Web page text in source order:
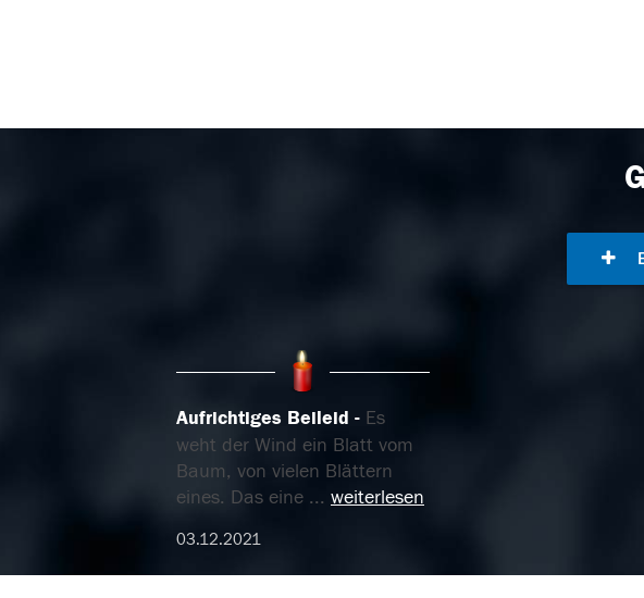
Aufrichtiges Beileid
Es
weht der Wind ein Blatt vom
Baum, von vielen Blättern
eines. Das eine ... weiterlesen
03.12.2021